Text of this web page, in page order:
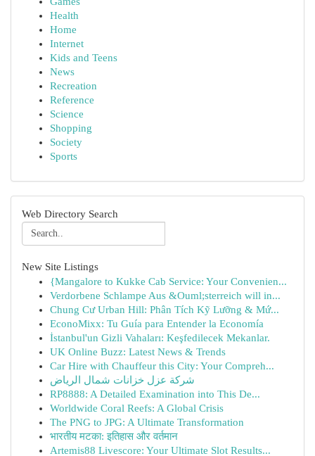
Health
Home
Internet
Kids and Teens
News
Recreation
Reference
Science
Shopping
Society
Sports
Web Directory Search
New Site Listings
{Mangalore to Kukke Cab Service: Your Convenien...
Verdorbene Schlampe Aus &Ouml;sterreich will in...
Chung Cư Urban Hill: Phân Tích Kỹ Lưỡng & Mứ...
EconoMixx: Tu Guía para Entender la Economía
İstanbul'un Gizli Vahaları: Keşfedilecek Mekanlar.
UK Online Buzz: Latest News & Trends
Car Hire with Chauffeur this City: Your Compreh...
شركة عزل خزانات شمال الرياض
RP8888: A Detailed Examination into This De...
Worldwide Coral Reefs: A Global Crisis
The PNG to JPG: A Ultimate Transformation
भारतीय मटका: इतिहास और वर्तमान
Artemis88 Livescore: Your Ultimate Slot Results...